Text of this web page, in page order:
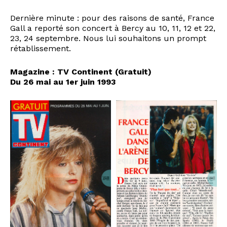
Dernière minute : pour des raisons de santé, France
Gall a reporté son concert à Bercy au 10, 11, 12 et 22,
23, 24 septembre. Nous lui souhaitons un prompt
rétablissement.
Magazine : TV Continent (Gratuit)
Du 26 mai au 1er juin 1993